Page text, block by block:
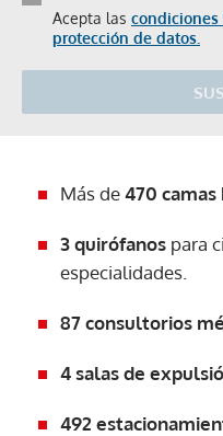
Acepta las
protección de datos.
Más de470
3 quirófanos para
especialidades.
87 consultorios
4 salas de
492